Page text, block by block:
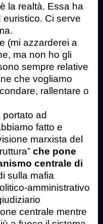
la realtà. Essa ha
Ci serve
(mi azzarderei a
ma non ho gli
sempre relative
che vogliamo
rallentare o
portato ad
fatto e
marxista del
che pone
centrale di
sulla mafia
amministrativo
centrale mentre